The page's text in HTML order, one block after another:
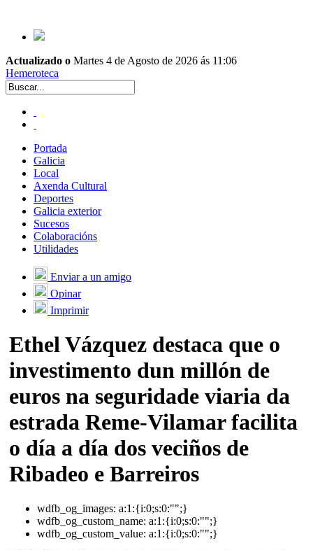
Actualizado o Martes 4 de Agosto de 2026 ás 11:06
Hemeroteca
Portada
Galicia
Local
Axenda Cultural
Deportes
Galicia exterior
Sucesos
Colaboracións
Utilidades
Enviar a un amigo
Opinar
Imprimir
Ethel Vázquez destaca que o
investimento dun millón de
euros na seguridade viaria da
estrada Reme-Vilamar facilita
o día a día dos veciños de
Ribadeo e Barreiros
wdfb_og_images: a:1:{i:0;s:0:"";}
wdfb_og_custom_name: a:1:{i:0;s:0:"";}
wdfb_og_custom_value: a:1:{i:0;s:0:"";}